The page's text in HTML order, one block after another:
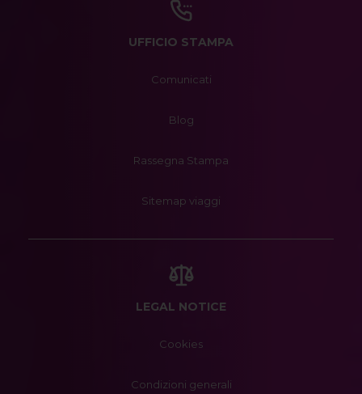
UFFICIO STAMPA
Comunicati
Blog
Rassegna Stampa
Sitemap viaggi
LEGAL NOTICE
Cookies
Condizioni generali